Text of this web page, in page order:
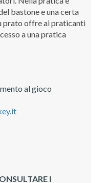
bastone e una certa
prato offre ai praticanti
a una pratica
al gioco
I